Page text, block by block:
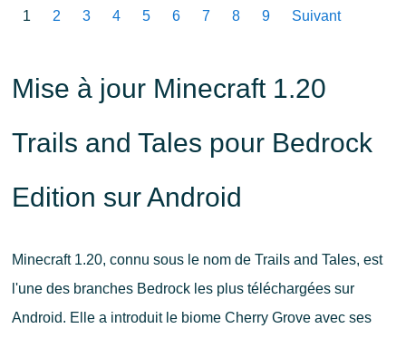
1 2 3 4 5 6 7 8 9 Suivant
Mise à jour Minecraft 1.20
Trails and Tales pour Bedrock
Edition sur Android
Minecraft 1.20, connu sous le nom de Trails and Tales, est
l'une des branches Bedrock les plus téléchargées sur
Android. Elle a introduit le biome Cherry Grove avec ses